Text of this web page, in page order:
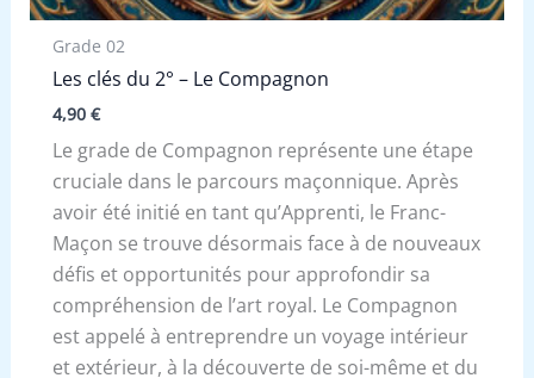
Grade 02
Les clés du 2° – Le Compagnon
4,90 €
Le grade de Compagnon représente une étape
cruciale dans le parcours maçonnique. Après
avoir été initié en tant qu’Apprenti, le Franc-
Maçon se trouve désormais face à de nouveaux
défis et opportunités pour approfondir sa
compréhension de l’art royal. Le Compagnon
est appelé à entreprendre un voyage intérieur
et extérieur, à la découverte de soi-même et du